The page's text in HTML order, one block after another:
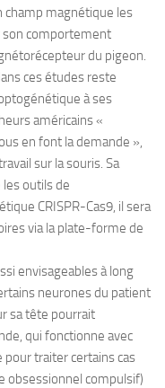
champ magnétique les
son comportement
du pigeon.
ces études reste
à ses
américains «
en font la demande »,
sur la souris. Sa
outils de
CRISPR-Cas9, il sera
via la plate-forme de
envisageables à long
neurones du patient
sa tête pourrait
qui fonctionne avec
traiter certains cas
obsessionnel compulsif)